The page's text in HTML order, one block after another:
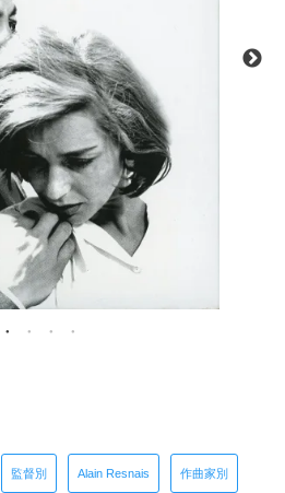
監督別 Alain Resnais 作曲家別